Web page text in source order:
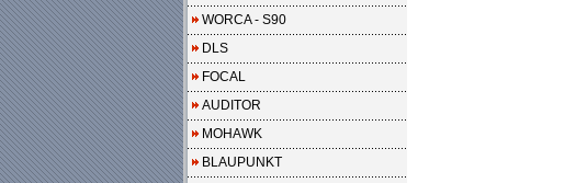
WORCA - S90
DLS
FOCAL
AUDITOR
MOHAWK
BLAUPUNKT